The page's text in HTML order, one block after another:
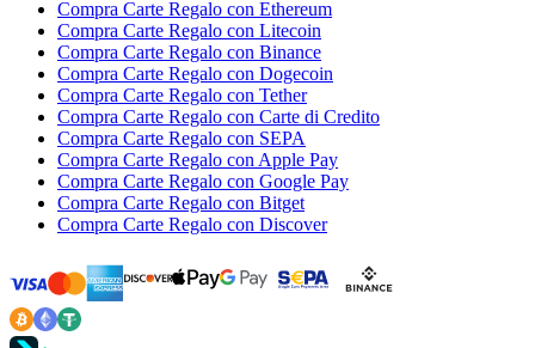
Compra Carte Regalo con Ethereum
Compra Carte Regalo con Litecoin
Compra Carte Regalo con Binance
Compra Carte Regalo con Dogecoin
Compra Carte Regalo con Tether
Compra Carte Regalo con Carte di Credito
Compra Carte Regalo con SEPA
Compra Carte Regalo con Apple Pay
Compra Carte Regalo con Google Pay
Compra Carte Regalo con Bitget
Compra Carte Regalo con Discover